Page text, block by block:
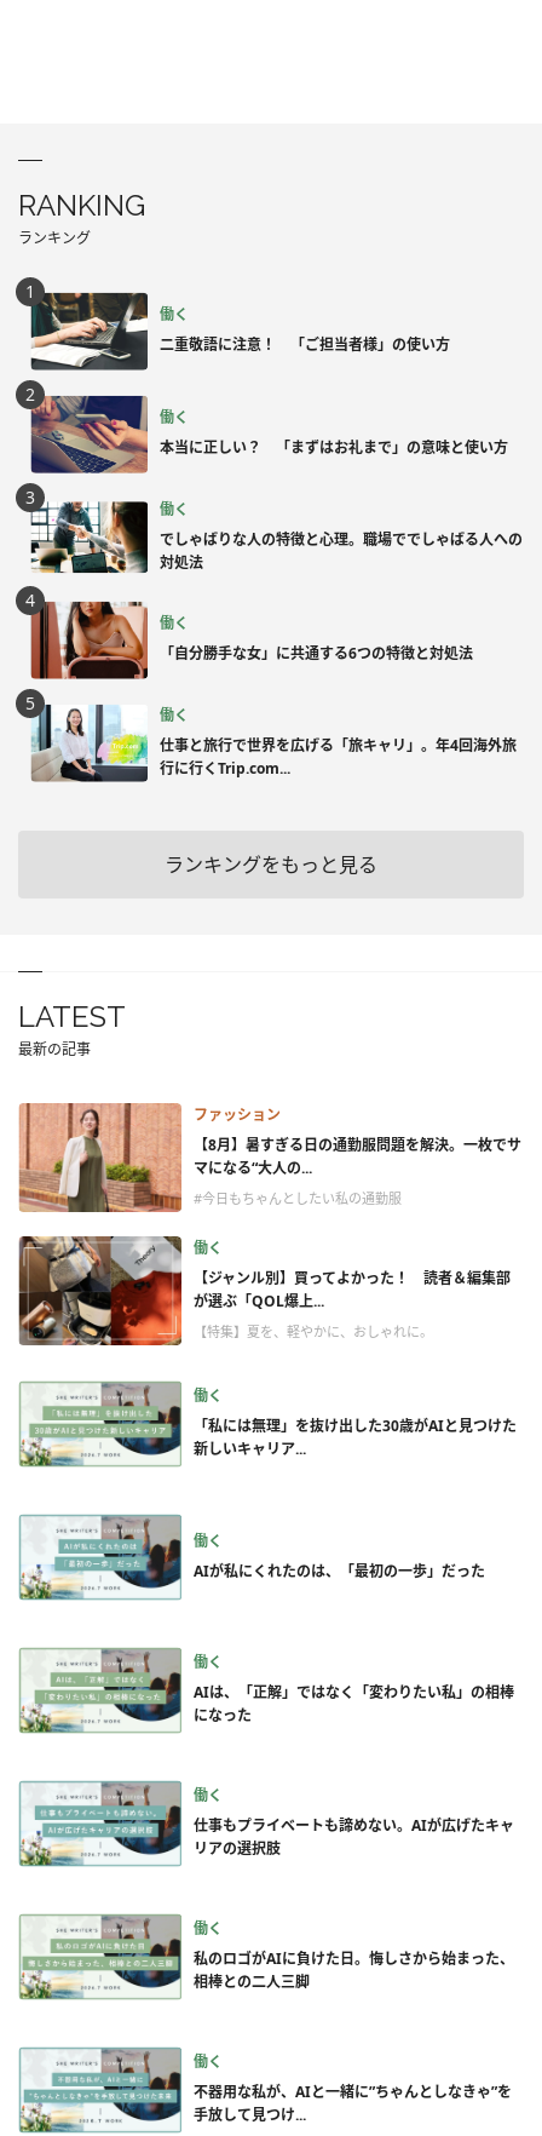
RANKING
ランキング
働く
二重敬語に注意！ 「ご担当者様」の使い方
働く
本当に正しい？ 「まずはお礼まで」の意味と使い方
働く
でしゃばりな人の特徴と心理。職場ででしゃばる人への
対処法
働く
「自分勝手な女」に共通する6つの特徴と対処法
働く
仕事と旅行で世界を広げる「旅キャリ」。年4回海外旅
行に行くTrip.com...
ランキングをもっと見る
LATEST
最新の記事
ファッション
【8月】暑すぎる日の通勤服問題を解決。一枚でサ
マになる“大人の...
#今日もちゃんとしたい私の通勤服
働く
【ジャンル別】買ってよかった！ 読者＆編集部
が選ぶ「QOL爆上...
【特集】夏を、軽やかに、おしゃれに。
働く
「私には無理」を抜け出した30歳がAIと見つけた
新しいキャリア...
働く
AIが私にくれたのは、「最初の一歩」だった
働く
AIは、「正解」ではなく「変わりたい私」の相棒
になった
働く
仕事もプライベートも諦めない。AIが広げたキャ
リアの選択肢
働く
私のロゴがAIに負けた日。悔しさから始まった、
相棒との二人三脚
働く
不器用な私が、AIと一緒に”ちゃんとしなきゃ”を
手放して見つけ...